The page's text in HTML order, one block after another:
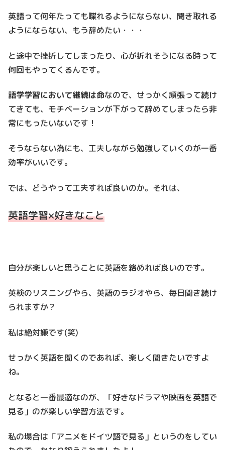
英語って何年たっても喋れるようにならない、聞き取れる
ようにならない、もう辞めたい・・・
と途中で挫折してしまったり、心が折れそうになる時って
何回もやってくるんです。
語学学習において継続は命なので、せっかく頑張って続け
てきても、モチベーションが下がって辞めてしまったら非
常にもったいないです！
そうならない為にも、工夫しながら勉強していくのが一番
効率がいいです。
では、どうやって工夫すれば良いのか。それは、
英語学習×好きなこと
自分が楽しいと思うことに英語を絡めれば良いのです。
英検のリスニングやら、英語のラジオやら、毎日聞き続け
られますか？
私は絶対嫌です(笑)
せっかく英語を聞くのであれば、楽しく聞きたいですよ
ね。
となると一番最適なのが、「好きなドラマや映画を英語で
見る」のが楽しい学習方法です。
私の場合は「アニメをドイツ語で見る」というのをしてい